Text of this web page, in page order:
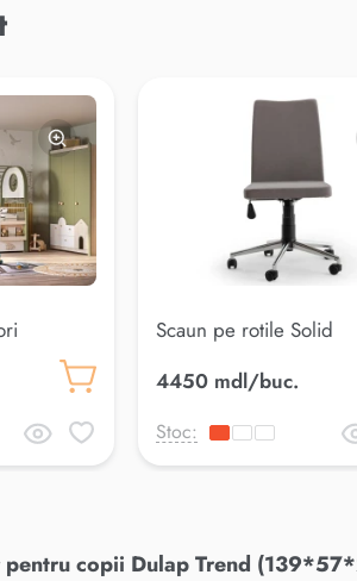
Scaun pe rotile Solid
4450 mdl/buc.
Stoc:
copii Dulap Trend